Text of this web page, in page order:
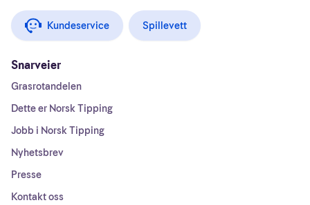
Kundeservice Spillevett
Snarveier
Grasrotandelen
Dette er Norsk Tipping
Jobb i Norsk Tipping
Nyhetsbrev
Presse
Kontakt oss